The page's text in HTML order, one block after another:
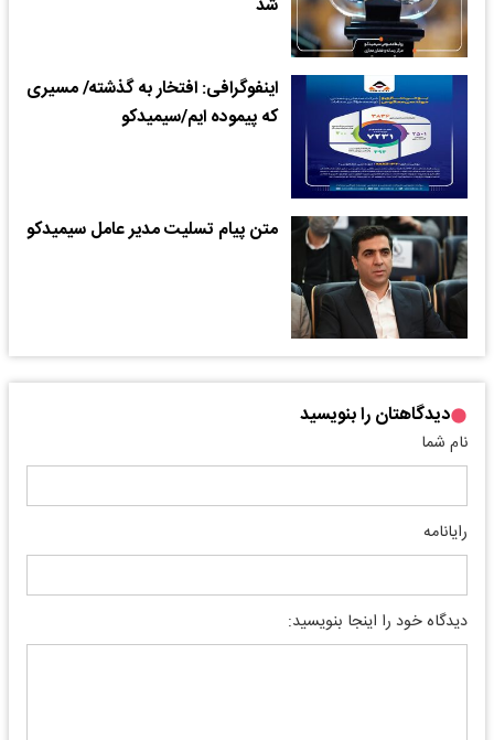
شد
اینفوگرافی: افتخار به گذشته/ مسیری
که پیموده ایم/سیمیدکو
متن پیام تسلیت مدیر عامل سیمیدکو
دیدگاهتان را بنویسید
نام شما
رایانامه
دیدگاه خود را اینجا بنویسید: